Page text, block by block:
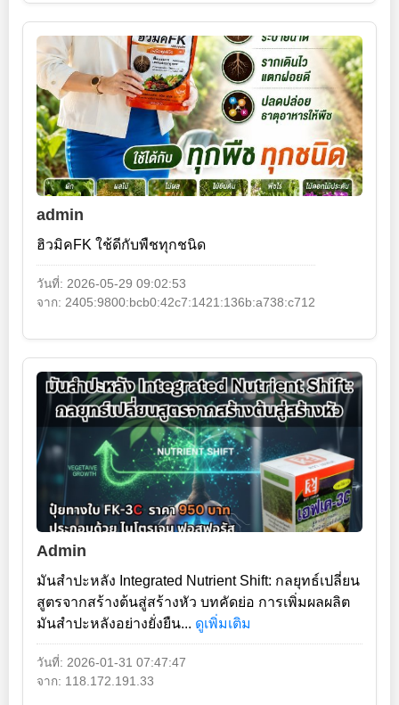
admin
ฮิวมิคFK ใช้ดีกับพืชทุกชนิด
วันที่: 2026-05-29 09:02:53
จาก: 2405:9800:bcb0:42c7:1421:136b:a738:c712
Admin
มันสำปะหลัง Integrated Nutrient Shift: กลยุทธ์เปลี่ยน
สูตรจากสร้างต้นสู่สร้างหัว บทคัดย่อ การเพิ่มผลผลิต
มันสำปะหลังอย่างยั่งยืน... ดูเพิ่มเติม
วันที่: 2026-01-31 07:47:47
จาก: 118.172.191.33